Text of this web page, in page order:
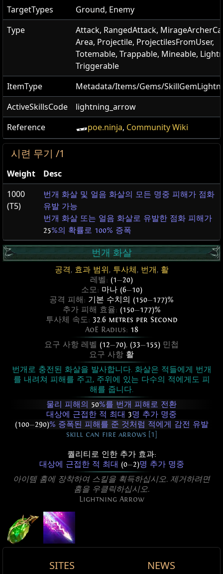
TargetTypes
Ground, Enemy
Type
Attack, RangedAttack,
Area, Projectile, ProjectilesFromUser,
Totemable, Trappable, Mineable,
Triggerable
ItemType
Metadata/Items/Gems/
ActiveSkillsCode
lightning_arrow
Reference
poe.ninja, Community Wiki
시련 무기 /1
Weight
Desc
1000
(T5)
번개 화살 및 얼음 화살의 모든 명중 피해가 점화
유발 가능
번개 화살 또는 얼음 화살로 유발한 점화 피해가
25%의 확률로 100% 증폭
번개 화살
공격, 효과 범위 , 투사체 , 번개, 활
레벨: (1—20)
소모: 마나 (6—10)
공격 피해: 기본 수치의 (150—177)%
추가 피해 효율: (150—177)%
투사체 속도: 32.6 metres per Second
AoE Radius: 18
요구 사항 레벨 (12—70), (33—155) 민첩
요구 사항 활
번개로 충전된 화살을 발사합니다. 화살은 적들에게 번개
를 내려쳐 피해를 주고, 주위에 있는 다수의 적에게도 피
해를 줍니다.
물리 피해의 50%를 번개 피해로 전환
대상에 근접한 적 최대 3명 추가 명중
(100—290)% 증폭된 피해를 준 것처럼 적에게 감전 유발
skill can fire arrows [1]
퀄리티로 인한 추가 효과:
대상에 근접한 적 최대 (0—2)명 추가 명중
아이템 홈에 장착하여 스킬을 획득하십시오. 제거하려면
홈을 우클릭하십시오.
Lightning Arrow
SITES NEWS